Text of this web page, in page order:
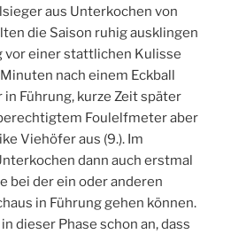
aus Unterkochen von
die Saison ruhig ausklingen
vor einer stattlichen Kulisse
nach einem Eckball
Führung, kurze Zeit später
Foulelfmeter aber
Viehöfer aus (9.). Im
dann auch erstmal
bei der ein oder anderen
in Führung gehen können.
dieser Phase schon an, dass